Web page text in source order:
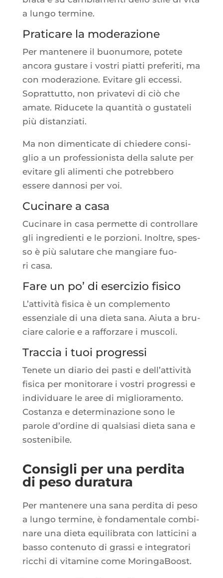
a lun­go termine.
Praticare la moderazione
Per man­te­nere il buo­nu­more, potete
anco­ra gus­tare i vos­tri piat­ti pre­fe­ri­ti, ma
con mode­ra­zione. Evi­tare gli ecces­si.
Soprat­tut­to, non pri­va­te­vi di ciò che
amate. Ridu­cete la quan­ti­tà o gus­ta­te­li
più distanziati.
Ma non dimen­ti­cate di chie­dere consi­
glio a un pro­fes­sio­nis­ta del­la salute per
evi­tare gli ali­men­ti che potreb­be­ro
essere dan­no­si per voi.
Cucinare a casa
Cuci­nare in casa per­mette di control­lare
gli ingre­dien­ti e le por­zio­ni. Inoltre, spes­
so è più salu­tare che man­giare fuo­
ri casa.
Fare un po’ di esercizio fisico
L’at­ti­vi­tà fisi­ca è un com­ple­men­to
essen­ziale di una die­ta sana. Aiu­ta a bru­
ciare calo­rie e a raf­for­zare i muscoli.
Traccia i tuoi progressi
Tenete un dia­rio dei pas­ti e dell’at­ti­vi­tà
fisi­ca per moni­to­rare i vos­tri pro­gres­si e
indi­vi­duare le aree di miglio­ra­men­to.
Cos­tan­za e deter­mi­na­zione sono le
parole d’or­dine di qual­sia­si die­ta sana e
sostenibile.
Consigli per una perdita
di peso duratura
Per man­te­nere una sana per­di­ta di peso
a lun­go ter­mine, è fon­da­men­tale com­bi­
nare una die­ta equi­li­bra­ta con lat­ti­ci­ni a
bas­so conte­nu­to di gras­si e inte­gra­to­ri
ric­chi di vita­mine come MoringaBoost.